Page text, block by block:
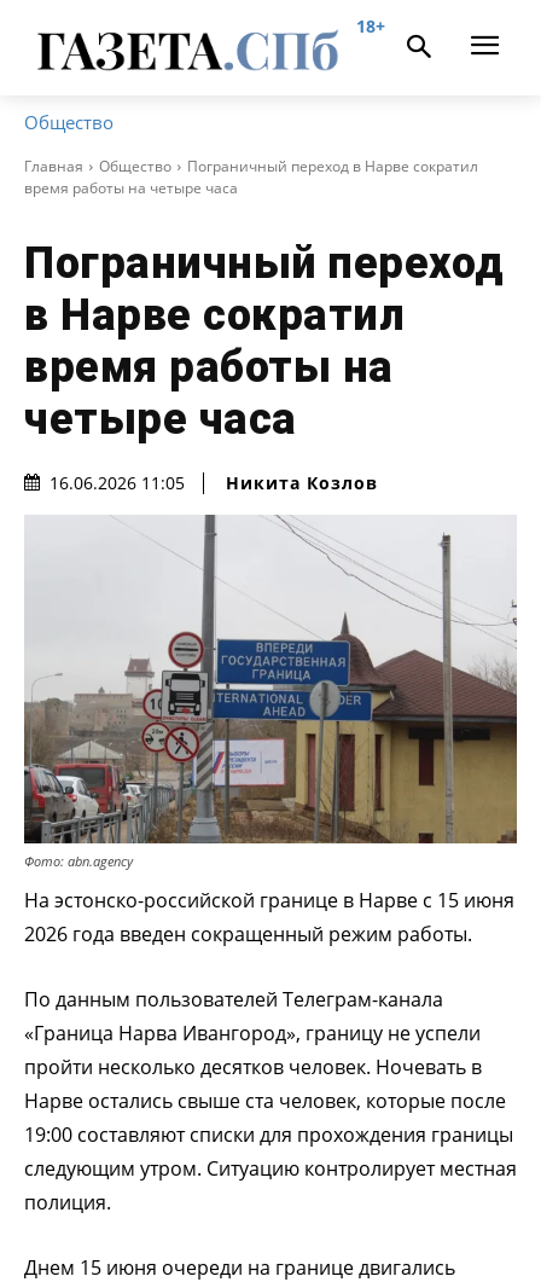
18+
Общество
Главная Общество
Пограничный переход в Нарве сократил
время работы на четыре часа
Пограничный переход
в Нарве сократил
время работы на
четыре часа
16.06.2026 11:05 Никита Козлов
Фото: abn.agency
На эстонско-российской границе в Нарве с 15 июня
2026 года введен сокращенный режим работы.
По данным пользователей Телеграм-канала
«Граница Нарва Ивангород», границу не успели
пройти несколько десятков человек. Ночевать в
Нарве остались свыше ста человек, которые после
19:00 составляют списки для прохождения границы
следующим утром. Ситуацию контролирует местная
полиция.
Днем 15 июня очереди на границе двигались